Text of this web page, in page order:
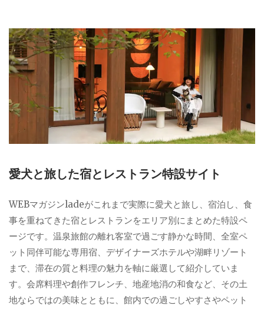
愛犬と旅した宿とレストラン特設サイト
WEBマガジンladeがこれまで実際に愛犬と旅し、宿泊し、食
事を重ねてきた宿とレストランをエリア別にまとめた特設ペ
ージです。温泉旅館の離れ客室で過ごす静かな時間、全室ペ
ット同伴可能な専用宿、デザイナーズホテルや湖畔リゾート
まで、滞在の質と料理の魅力を軸に厳選して紹介していま
す。会席料理や創作フレンチ、地産地消の和食など、その土
地ならではの美味とともに、館内での過ごしやすさやペット